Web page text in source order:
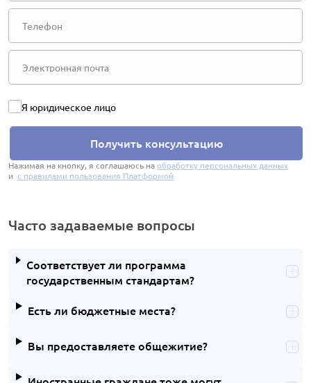
Я юридическое лицо
Получить консультацию
Нажимая на кнопку, я соглашаюсь наобработку персональных данных
и с правилами пользования Платформой
Часто задаваемые вопросы
Соответствует ли программа
государственным стандартам?
Есть ли бюджетные места?
Вы предоставляете общежитие?